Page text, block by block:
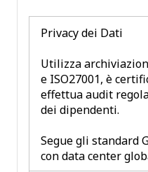
Privacy dei Dati
Utilizza
e ISO27001, è
effettua audit
dei dipendenti.
Segue gli standard
con data center